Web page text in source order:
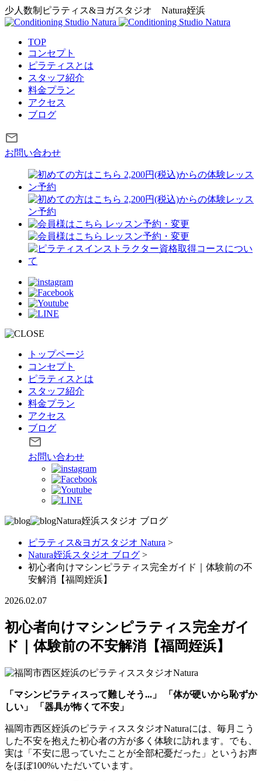
少人数制ピラティス&ヨガスタジオ Natura姪浜
TOP
コンセプト
ピラティスとは
スタッフ紹介
料金プラン
アクセス
ブログ
お問い合わせ
トップページ
コンセプト
ピラティスとは
スタッフ紹介
料金プラン
アクセス
ブログ
お問い合わせ
Natura姪浜スタジオ ブログ
ピラティス&ヨガスタジオ Natura >
Natura姪浜スタジオ ブログ >
初心者向けマシンピラティス完全ガイド｜体験前の不
安解消【福岡姪浜】
2026.02.07
初心者向けマシンピラティス完全ガイ
ド｜体験前の不安解消【福岡姪浜】
「マシンピラティスって難しそう...」
「体が硬いから恥ずか
しい」
「器具が怖くて不安」
福岡市西区姪浜のピラティススタジオNaturaには、毎月こう
した不安を抱えた初心者の方が多く体験に訪れます。でも、
実は「不安に思っていたことが全部杞憂だった」というお声
をほぼ100%いただいています。